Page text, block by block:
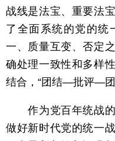
战线是法宝、重要法
了全面系统的党的统
一、质量互变、否定
确处理一致性和多样
结合，“团结—批评—团
作为党百年统战的
做好新时代党的统一